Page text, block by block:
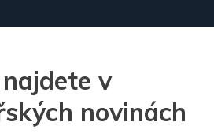
v
novinách